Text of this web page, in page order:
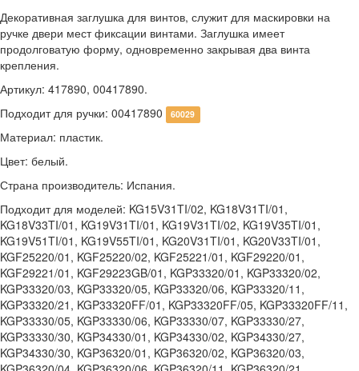
Декоративная заглушка для винтов, служит для маскировки на
ручке двери мест фиксации винтами. Заглушка имеет
продолговатую форму, одновременно закрывая два винта
крепления.
Артикул: 417890, 00417890.
Подходит для ручки: 00417890
60029
Материал: пластик.
Цвет: белый.
Страна производитель: Испания.
Подходит для моделей: KG15V31TI/02, KG18V31TI/01, KG18V33TI/01, KG19V31TI/01, KG19V31TI/02, KG19V35TI/01, KG19V51TI/01, KG19V55TI/01, KG20V31TI/01, KG20V33TI/01, KGF25220/01, KGF25220/02, KGF25221/01, KGF29220/01, KGF29221/01, KGF29223GB/01, KGP33320/01, KGP33320/02, KGP33320/03, KGP33320/05, KGP33320/06, KGP33320/11, KGP33320/21, KGP33320FF/01, KGP33320FF/05, KGP33320FF/11, KGP33330/05, KGP33330/06, KGP33330/07, KGP33330/27, KGP33330/30, KGP34330/01, KGP34330/02, KGP34330/27, KGP34330/30, KGP36320/01, KGP36320/02, KGP36320/03, KGP36320/04, KGP36320/06, KGP36320/11, KGP36320/21, KGP36320FF/01, KGP36320FF/02, KGP36320FF/03, KGP36330/01, KGP36330/05, KGP36330/06, KGP36330/07, KGP39320/01, KGP39320/02, KGP39320/03, KGP39320/05, KGP39320/06, KGP39320/11, KGP39320/21, KGP39320FF/01, KGP39320FF/02, KGP39320FF/03, KGP39320FF/06, KGP39320FF/11, KGP39330/02, KGP39330/05, KGP39330/06, KGP39330/07, KGS32320FF/03, KGS32320IE/05, KGS3275/09, KGS33310/01, KGS33310/02, KGS33310/03, KGS33310/04, KGS33310/05, KGS33310/07, KGS33310/08, KGS33310/11, KGS33310/13, KGS33310/21, KGS33310FF/01, KGS33310FF/02, KGS33310FF/03, KGS33310FF/04, KGS33310FF/05, KGS33310FF/07, KGS33310FF/11, KGS33310FF/13, KGS33310FF/21, KGS33V10/01, KGS33V10/21, KGS33V10/25, KGS33V10/27, KGS33X25/01, KGS33X25/02, KGS36122/01, KGS36122/02, KGS36122/03, KGS36122/04, KGS36310/01, KGS36310/02, KGS36310/03, KGS36310/04, KGS36310/06, KGS36310/07, KGS36310/08, KGS36310/09, KGS36310/10, KGS36310/11, KGS36310/13, KGS36310/21, KGS36310EX/01, KGS36310EX/02, KGS36310EX/03, KGS36310EX/05, KGS36310EX/06, KGS36310EX/11, KGS36310EX/13, KGS36310EX/21, KGS36310FF/01, KGS36310FF/02, KGS36310FF/03, KGS36310FF/04, KGS36310FF/05, KGS36310FF/07, KGS36310FF/08, KGS36310FF/11, KGS36310FF/13, KGS36310FF/21, KGS36315/01, KGS36325/01, KGS36325/11, KGS36325/13, KGS36340/01, KGS36340/11, KGS36340/13, KGS36340/21, KGS36370/01, KGS36370/02, KGS36370/21, KGS36V00/01, KGS36V00/21, KGS36V00/22, KGS36V00/25, KGS36V00/27, KGS36V20/01, KGS36V20/21, KGS36V20/25, KGS36V20/27, KGS36V30/01, KGS36V30/21, KGS36V30/22, KGS36V30/23, KGS36V30/24, KGS36V30/25, KGS36V30/27, KGS36X00/01, KGS36X00/27, KGS36X00FF/01, KGS36X00FF/21, KGS36X00FF/25, KGS36X00FF/27, KGS36X25/01, KGS36X25/02, KGS36X26/01, KGS36X26/02, KGS3721IE/07, KGS37300IE/04, KGS37300IE/05, KGS37320FF/01, KGS37320FF/02, KGS37320IE/04, KGS37320IE/05, KGS37340/01, KGS37340IE/01, KGS37340IE/02, KGS3775/08, KGS3775/09, KGS3775SD/08, KGS3775SD/09, KGS3792IE/03, KGS3792IE/04, KGS3792IE/05, KGS38320FF/02, KGS38320IE/04, KGS39310/01, KGS39310/02, KGS39310/03, KGS39310/04, KGS39310/05, KGS39310/06, KGS39310/07, KGS39310/08, KGS39310/11, KGS39310/13, KGS39310/21, KGS39310FF/01, KGS39310FF/02, KGS39310FF/03, KGS39310FF/04, KGS39310FF/05, KGS39310FF/11, KGS39310FF/13, KGS39310FF/21, KGS39340/01, KGS39340/11, KGS39340/13, KGS39340/21, KGS39345/01, KGS39345/02, KGS39345/03, KGS39345/21, KGS39350/01, KGS39350/02, KGS39350/21, KGS39V00/01, KGS39V00/21, KGS39V00/22, KGS39V00/25, KGS39V00/27, KGS39X00/01, KGS39X00/27, KGS39X25/01, KGS39X25/02, KGS43122/01, KGS43122/02, KGS43122/03, KGS43122FF/01, KGS43122FF/02, KGS43122FF/03, KGS43123/01, KGS43123/02, KGS43123/04, KGS43123FF/01, KGS43123FF/02, KGS46122/01, KGS46122/02, KGS46122/03, KGS46122FF/01, KGS46122FF/02, KGS46122FF/03, KGS46123/01, KGS46123/02, KGS46123/04, KGS46123/05, KGS46123FF/01, KGS46123FF/02, KGS72320GB/05, KGS7720IE/11, KGS7720IE/12, KGS7720IE/13, KGS7820IE/12, KGS7830IE/06, KGS78321IE/04, KGS7840IE/05, KGU30614GB/01, KGU30614GB/03, KGU31123GB/01, KGU31123GB/02, KGU31123GB/03, KGU31123GB/04, KGU31123GB/05, KGU31123GB/07, KGU31124GB/01, KGU31124GB/02, KGU31125GB/01, KGU31125GB/02, KGU32122/01, KGU32122/03, KGU32122/04, KGU32122/05, KGU32122/06, KGU32123GB/01, KGU32123GB/03, KGU32124GB/01, KGU32124GB/02, KGU32125GB/01, KGU32125GB/02, KGU34100/01, KGU34100/02, KGU34100/03, KGU34105/01, KGU34105/02, KGU34105EU/01, KGU34110/01, KGU34110/02, KGU34110/05, KGU34110/06, KGU34122/01, KGU34122/03, KGU34123GB/01, KGU34124GB/01, KGU34124GB/02, KGU34124GB/03, KGU34125GB/01, KGU34130/01, KGU34130/02, KGU34130/04, KGU34130/05, KGU34130/06, KGU34130/07, KGU34130/09, KGU34131/01, KGU34610/04, KGU34610/05, KGU34610/06, KGU34610/07, KGU34610/08, KGU34610FF/01, KGU34621/02, KGU34621/03, KGU34621/04, KGU34621EU/01, KGU34621EU/02, KGU35114GB/01, KGU35114GB/02, KGU35115GB/01, KGU35115GB/02, KGU35124GB/01, KGU35125GB/01, KGU36100/01, KGU36100/02, KGU36100EU/01, KGU36105/01, KGU36105/02, KGU36105EU/01, KGU36110/01, KGU36110/02, KGU36110/04, KGU36110/05, KGU36122/01, KGU36122/03, KGU36122/04, KGU36122/05, KGU36122/06, KGU36123GB/01, KGU36130/01, KGU36130/02, KGU36130/04, KGU36130/05, KGU36130/06, KGU36130/07, KGU36130/09, KGU36130EU/01, KGU36130EU/02, KGU36130FF/01, KGU36130FF/02, KGU36130FF/04, KGU36130FF/05, KGU36130FF/06, KGU36130FF/07, KGU40122/01, KGU40122/02, KGU40122/05, KGU40123/01, KGU40123/02, KGU40123/03, KGU40123/04, KGU40123/05, KGU40123AU/01, KGU40123GB/01, KGU40124GB/01, KGU40124GB/03, KGU40124GB/04, KGU40125/01, KGU40125GB/01, KGU40620NE/02, KGU40620NE/03, KGU40620NE/04, KGU40621/04, KGU40621/06, KGU40622NE/02, KGU40622NE/05, KGU40622NE/06, KGU40622NE/07, KGU40623IL/01, KGU40623NE/01, KGU44122/01, KGU44122/02, KGU44122FF/01, KGU44122FF/02, KGU44123/01, KGU44123/02, KGU44123/03, KGU44123/04, KGU44123/05, KGU44123/07, KGU44123FF/01, KGU44123FF/03, KGU44123FF/04, KGU44124FF/01, KGV2401/04, KGV2401/05, KGV24310/01, KGV24320/03, KGV24320/04, KGV24320GB/03, KGV24321/01, KGV24321/05, KGV2605/08, KGV26300/03, KGV26300/04, KGV26300/05, KGV26310CH/03, KGV26310CH/06, KGV26310FF/02, KGV26310FF/04, KGV26310FF/05, KGV26420IE/02, KGV26421IE/01, KGV26421IE/03, KGV26421IE/04, KGV26421IE/05, KGV26422/01, KGV26422/02, KGV26422/03, KGV26422/04, KGV26423GB/01, KGV26423GB/02, KGV26423GB/03, KGV26423GB/04, KGV26610/04, KGV26610FF/01, KGV26610FF/02, KGV26610FF/03, KGV26610FF/04, KGV26620/01, KGV26620/02, KGV26620/04, KGV26620/05, KGV2801/03, KGV2801/04, KGV28320/03, KGV28320/04, KGV28320GB/03, KGV28321/01, KGV28321/05, KGV28341/03, KGV28341/04, KGV28342/01, KGV28342/05, KGV31300/03, KGV31300/04, KGV31310/03, KGV31310/04, KGV31311/02, KGV31311/03, KGV31421/02, KGV31421GB/02, KGV31421IE/02, KGV31422/01, KGV31422/02, KGV31422/03, KGV31422/04, KGV31422FF/01, KGV31422FF/02, KGV31422FF/03, KGV31422FF/04, KGV31422FF/05, KGV31423GB/01, KGV31423GB/02, KGV31423GB/03, KGV31424GB/01, KGV31424GB/02, KGV31440/01, KGV31440/02, KGV31440/03, KGV32400/01, KGV32400/02, KGV32400/03, KGV32400/04, KGV32421/01, KGV32421/02, KGV32421/03, KGV32421/04, KGV32421/06, KGV32423GB/01, KGV32423GB/02, KGV32423GB/03, KGV32423GB/04, KGV32424GB/02, KGV33320/01, KGV33320/02, KGV33320FF/01, KGV33320FF/02, KGV33320FF/03, KGV33320FF/04, KGV33320FF/05, KGV33325GB/01, KGV33325GB/02, KGV33610/01, KGV33610/02, KGV33610/03, KGV33610/05, KGV33610/06, KGV33610/07, KGV33610/08, KGV33640/01, KGV33640/02, KGV33660IE/01, KGV33660IE/03, KGV33660IE/04, KGV33X25/01, KGV33X25/02, KGV34310/01, KGV34310/02, KGV34320/01, KGV34320/02, KGV34325GB/01, KGV34325GB/02, KGV35420IE/02, KGV35421/02, KGV35421FF/01, KGV35421FF/02, KGV35421FF/03, KGV35421FF/04, KGV35421FF/05, KGV35421GB/02, KGV35422/01, KGV35422/02, KGV35422/03, KGV35422/04, KGV35423GB/01, KGV35423GB/02, KGV35424GB/01, KGV35424GB/02, KGV36300SD/03, KGV36300SD/04, KGV36310/03, KGV36310CH/03, KGV36310CH/04, KGV36311/02, KGV36311/04, KGV36603FF/01, KGV36610/01, KGV36610/02, KGV36610/03, KGV36610/04, KGV36610/05, KGV36610/06, KGV36610/07, KGV36620/02, KGV36620/03, KGV36X25/01, KGV36X26/01, KGV39620/04, KGV39620FF/01, KGV39620FF/04, KGV39X25/01, KGV70341/02, KGV70341/03, KGX28M20/01, KGX28M20/02, KGX28M20/99, KGX28M20GB/01, KGX28M20GB/02, KGX28M20GB/99, KSG2820IE/04, KSG3205NE/06, KSG3205NE/07, KSG3205NE/08, KSG32600NE/01, KSG32600NE/02, KSG32600NE/03, KSG32V20NE/01, KSG35V20NE/01, KSG4200NE/08, KSG4200NE/09, KSG4200NE/11, KSG42600NE/01, KSG42600NE/02, KSG42600NE/03, KSG42600NE/04, KSG42600NE/05, KSG42600NE/06, KSG42600NE/07, KSG42V20NE/01, KSG46V20NE/01, KSU30610/01, KSU30610/02, KSU30620NE/16, KSU30620NE/17, KSU30620NE/18, KSU30621/01, KSU30621/02, KSU30621/04, KSU30621/05, KSU30621/06, KSU30621/07, KSU30621/08, KSU30621/09, KSU30622/03, KSU30622/04, KSU30622/05, KSU30622/06, KSU30622/07, KSU30622FF/01, KSU30622FF/02, KSU30622FF/03, KSU30622FF/04, KSU30622FF/05, KSU30622FF/06, KSU30622FF/07, KSU30622FF/08, KSU30622FF/09, KSU30622FF/10, KSU30622NE/03, KSU32610/07, KSU32610/09, KSU32610/10, KSU32610/11, KSU32610/12, KSU32621SA/01, KSU32622FF/04, KSU32622FF/05, KSU32622FF/06, KSU32622FF/07, KSU32622FF/08, KSU32622FF/09, KSU32622FF/10, KSU32630FF/03, KSU32630FF/04, KSU36620NE/19, KSU36620NE/20, KSU36623/04, KSU36623/05, KSU36623/06, KSU36623/07, KSU36623/08, KSU36623/09, KSU36623/10, KSU36630NE/01, KSU36630NE/03, KSU36630NE/05, KSU36630NE/06, KSU36630NE/07, KSU36631NE/01, KSU36631NE/02, KSU36640/07, KSU40620FF/08, KSU40621NE/11, KSU40622/02, KSU40622/03, KSU40622/04, KSU40622/05, KSU40622/06, KSU40622NE/16, KSU40623/03, KSU40623/04, KSU40623/05, KSU40623/08, KSU40623/09, KSU40623/10, KSU40630FF/03, KSU40630FF/04, KSU40630FF/05, KSU40630FF/06, KSU40630NE/02, KSU40630NE/05, KSU40630NE/06, KSU40630NE/07, KSU40630NE/08, KSU40630NE/09, KSU40630NE/10, KSU40631NE/01, KSU40631NE/02, KSU40631NE/03, KSU40631NE/04, KSU40631NE/05, KSU40631NE/06, KSU40631NE/07, KSU40660NE/05, KSU44620NE/16, KSU44620NE/18, KSU44620NE/19, KSU45620ME/02, KSU45621AU/01, KSU45621AU/02, KSU45621ME/04, KSU45621ME/06, KSU45621ME/09, KSU45621ME/16, KSU45630NE/06, KSU45630NE/07, KSU45630NE/08, KSU45630NE/09, KSU45630NE/10, KSU45630NE/11, KSU45631NE/01, KSU45631NE/02, KSU49120GR/01, KSU49600NE/01, KSU49600NE/02, KSU49600NE/03, KSU49600NE/04, KSU49600NE/05, KSU49600NE/06, KSU49600NE/07, KSU49620/01, KSU49620/02, KSU49620/04, KSU49620/05, KSU49620/06, KSU49620/07, KSU49620/09, KSU49620/10, KSU49620/11, KSU49620ME/01, KSU49620NE/01, KSU49621AU/02, KSU49621AU/03, KSU49621ME/06, KSU49621ME/14, KSU49621ME/15, KSU49621ME/16, KSU49621NE/02, KSU49621NE/03, KSU49621NE/04, KSU49621NE/05, KS